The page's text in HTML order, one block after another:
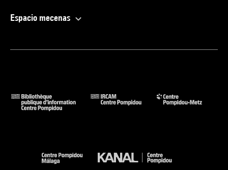
Espacio mecenas